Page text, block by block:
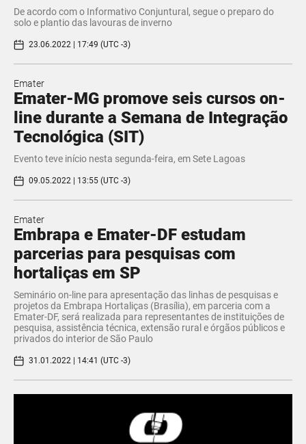
De acordo com o Informativo Conjuntural, segue o preparo do
solo e plantio das lavouras de inverno
23.06.2022 | 17:49 (UTC -3)
Emater
Emater-MG promove seis cursos on-
line durante a Semana de Integração
Tecnológica (SIT)
Evento teve início nesta segunda-feira, em Sete Lagoas
09.05.2022 | 13:55 (UTC -3)
Emater
Embrapa e Emater-DF estudam
parcerias para pesquisas com
hortaliças em SP
Seminário on-line para apresentação das linhas de pesquisas e
projetos da Embrapa Hortaliças (Brasília), em parceria com a
Emater-DF, será realizada para representantes de instituições de
pesquisa, assistência técnica, extensão rural e órgãos públicos e
privados do interior de São Paulo
31.01.2022 | 14:41 (UTC -3)